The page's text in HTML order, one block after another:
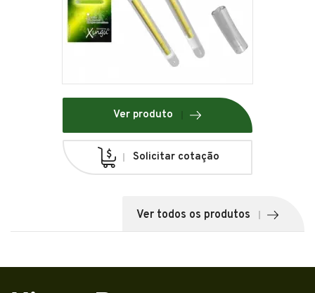
Ver produto
Solicitar cotação
Ver todos os produtos